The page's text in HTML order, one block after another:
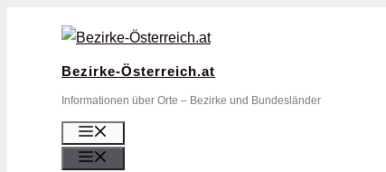
Bezirke-Österreich.at
Informationen über Orte – Bezirke und Bundesländer